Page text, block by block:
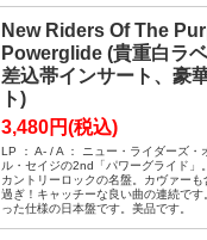
New Riders Of The
Powerglide (貴重白ラ
差込帯インサート、豪
ト)
3,480円(税込)
LP ： A- / A ： ニュー・ライダーズ・
ル・セイジの2nd「パワーグライド」
カントリーロックの名盤。カヴァーも
過ぎ！キャッチーな良い曲の連続です
った仕様の日本盤です。美品です。